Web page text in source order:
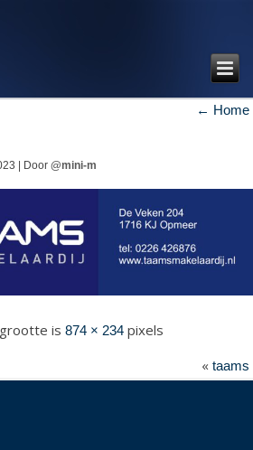
← Home
Door @mini-m
is 874 × 234pixels
« taams